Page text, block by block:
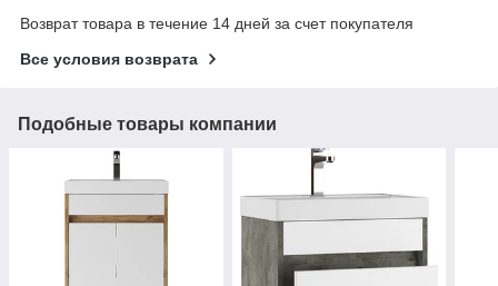
Возврат товара в течение 14 дней за счет покупателя
Все условия возврата
Подобные товары компании